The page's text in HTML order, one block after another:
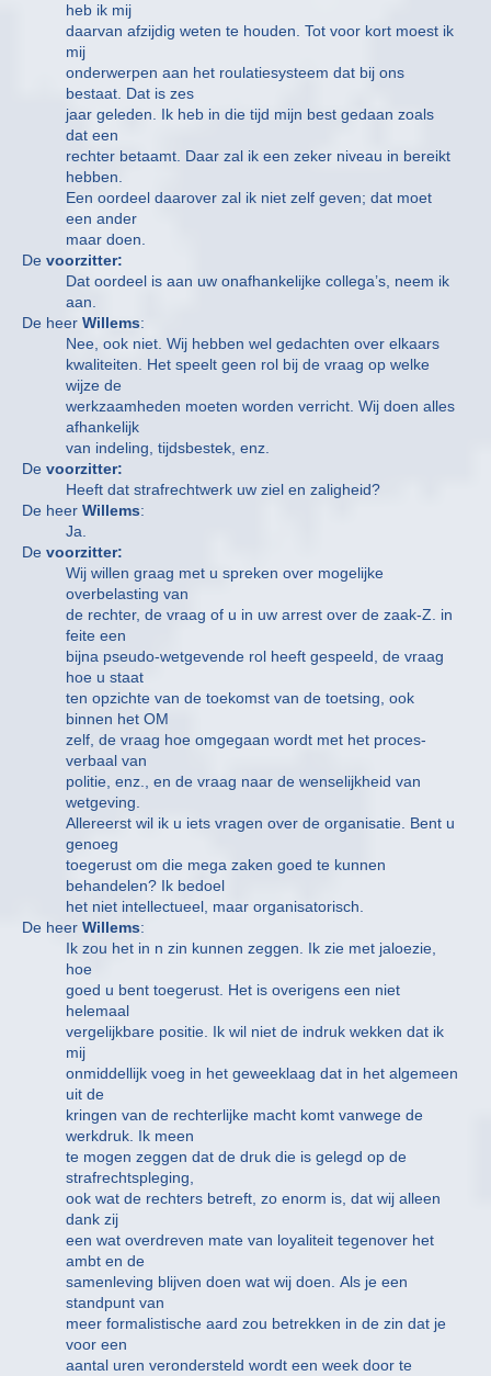
heb ik mij
daarvan afzijdig weten te houden. Tot voor kort moest ik
mij
onderwerpen aan het roulatiesysteem dat bij ons
bestaat. Dat is zes
jaar geleden. Ik heb in die tijd mijn best gedaan zoals
dat een
rechter betaamt. Daar zal ik een zeker niveau in bereikt
hebben.
Een oordeel daarover zal ik niet zelf geven; dat moet
een ander
maar doen.
De voorzitter:
Dat oordeel is aan uw onafhankelijke collega’s, neem ik
aan.
De heer Willems:
Nee, ook niet. Wij hebben wel gedachten over elkaars
kwaliteiten. Het speelt geen rol bij de vraag op welke
wijze de
werkzaamheden moeten worden verricht. Wij doen alles
afhankelijk
van indeling, tijdsbestek, enz.
De voorzitter:
Heeft dat strafrechtwerk uw ziel en zaligheid?
De heer Willems:
Ja.
De voorzitter:
Wij willen graag met u spreken over mogelijke
overbelasting van
de rechter, de vraag of u in uw arrest over de zaak-Z. in
feite een
bijna pseudo-wetgevende rol heeft gespeeld, de vraag
hoe u staat
ten opzichte van de toekomst van de toetsing, ook
binnen het OM
zelf, de vraag hoe omgegaan wordt met het proces-
verbaal van
politie, enz., en de vraag naar de wenselijkheid van
wetgeving.
Allereerst wil ik u iets vragen over de organisatie. Bent u
genoeg
toegerust om die mega zaken goed te kunnen
behandelen? Ik bedoel
het niet intellectueel, maar organisatorisch.
De heer Willems:
Ik zou het in n zin kunnen zeggen. Ik zie met jaloezie,
hoe
goed u bent toegerust. Het is overigens een niet
helemaal
vergelijkbare positie. Ik wil niet de indruk wekken dat ik
mij
onmiddellijk voeg in het geweeklaag dat in het algemeen
uit de
kringen van de rechterlijke macht komt vanwege de
werkdruk. Ik meen
te mogen zeggen dat de druk die is gelegd op de
strafrechtspleging,
ook wat de rechters betreft, zo enorm is, dat wij alleen
dank zij
een wat overdreven mate van loyaliteit tegenover het
ambt en de
samenleving blijven doen wat wij doen. Als je een
standpunt van
meer formalistische aard zou betrekken in de zin dat je
voor een
aantal uren verondersteld wordt een week door te